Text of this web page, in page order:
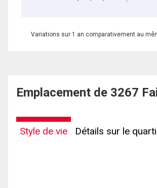
Variations sur 1 an comparativement au
Emplacement de 3267
Style de vie Détails sur le